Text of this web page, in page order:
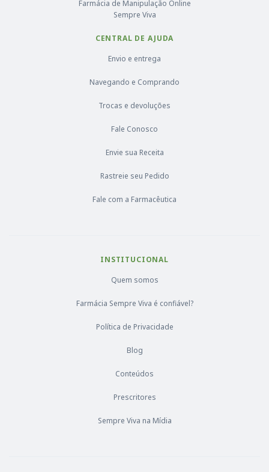
Farmácia de Manipulação Online
Sempre Viva
CENTRAL DE AJUDA
Envio e entrega
Navegando e Comprando
Trocas e devoluções
Fale Conosco
Envie sua Receita
Rastreie seu Pedido
Fale com a Farmacêutica
INSTITUCIONAL
Quem somos
Farmácia Sempre Viva é confiável?
Política de Privacidade
Blog
Conteúdos
Prescritores
Sempre Viva na Mídia